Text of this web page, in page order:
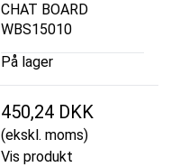
CHAT BOARD
WBS15010
På lager
450,24 DKK
(ekskl. moms)
Vis produkt